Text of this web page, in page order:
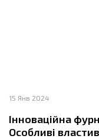
15 Янв 2024
Інноваційна
Особливі